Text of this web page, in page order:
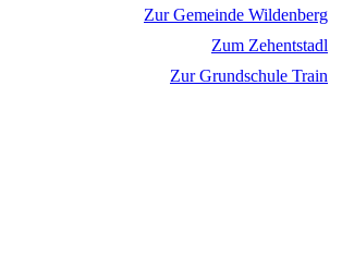
Zur Gemeinde Wildenberg
Zum Zehentstadl
Zur Grundschule Train